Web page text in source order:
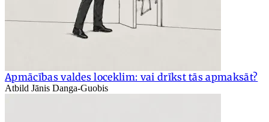
Apmācības valdes loceklim: vai drīkst tās apmaksāt?
Atbild Jānis Danga-Guobis